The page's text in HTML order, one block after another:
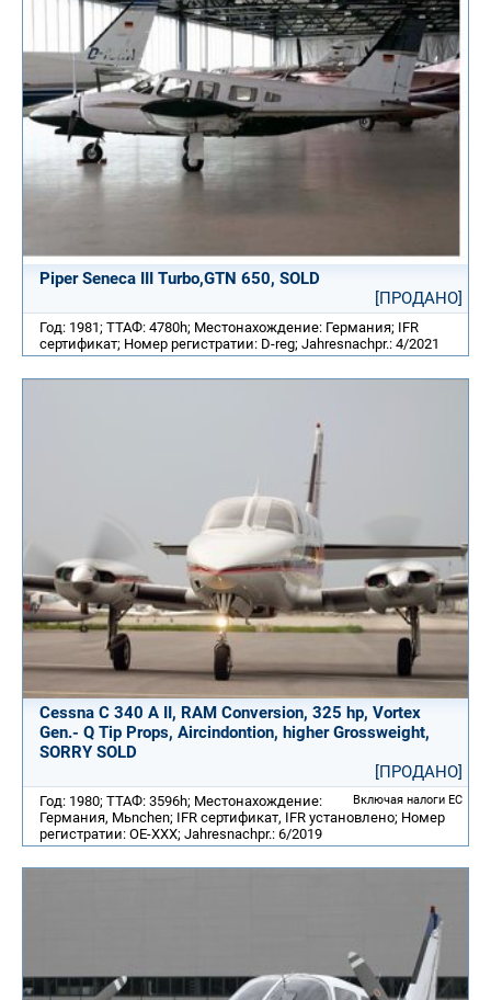
Piper Seneca III Turbo,GTN 650, SOLD
[ПРОДАНО]
Год: 1981; ТТАФ: 4780h; Местонахождение: Германия; IFR
сертификат; Номер регистратии: D-reg; Jahresnachpr.: 4/2021
Cessna C 340 A II, RAM Conversion, 325 hp, Vortex
Gen.- Q Tip Props, Aircindontion, higher Grossweight,
SORRY SOLD
[ПРОДАНО]
Включая налоги ЕС
Год: 1980; ТТАФ: 3596h; Местонахождение:
Германия, Mьnchen; IFR сертификат, IFR установлено; Номер
регистратии: OE-XXX; Jahresnachpr.: 6/2019